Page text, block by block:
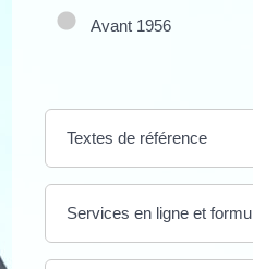
Avant 1956
Textes de référence
Services en ligne et